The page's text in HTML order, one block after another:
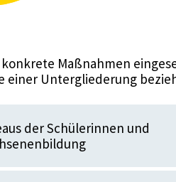
Maßnahmen
einer Untergliederung
der Schülerinnen und